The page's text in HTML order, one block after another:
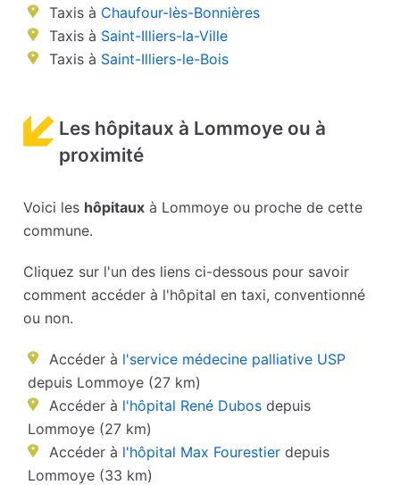
Taxis à Chaufour-lès-Bonnières
Taxis à Saint-Illiers-la-Ville
Taxis à Saint-Illiers-le-Bois
Les hôpitaux à Lommoye ou à
proximité
Voici les hôpitaux à Lommoye ou proche de cette
commune.
Cliquez sur l'un des liens ci-dessous pour savoir
comment accéder à l'hôpital en taxi, conventionné
ou non.
Accéder à l'service médecine palliative USP
depuis Lommoye (27 km)
Accéder à l'hôpital René Dubos depuis
Lommoye (27 km)
Accéder à l'hôpital Max Fourestier depuis
Lommoye (33 km)